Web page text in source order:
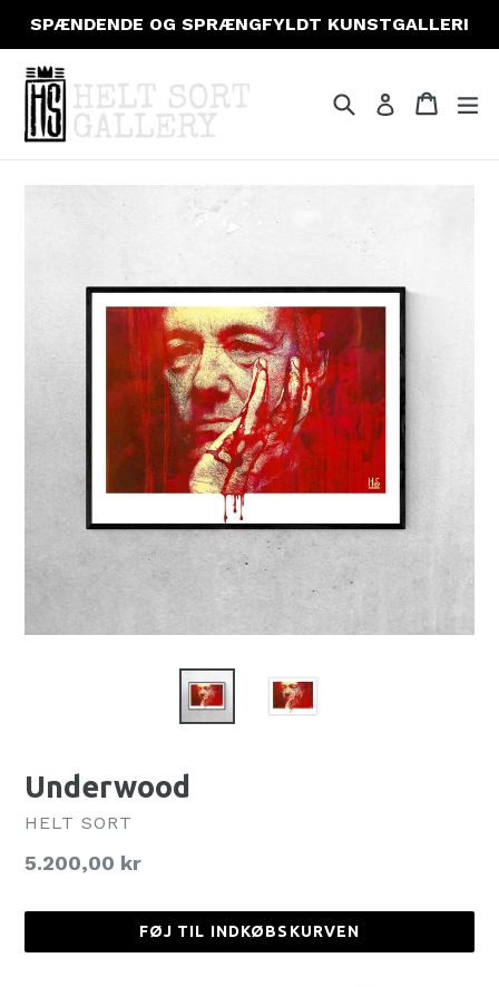
indhold
SPÆNDENDE OG SPRÆNGFYLDT KUNSTGALLERI
Søg Log ind
Underwood
HELT SORT
Normalpris
5.200,00 kr
FØJ TIL INDKØBSKURVEN